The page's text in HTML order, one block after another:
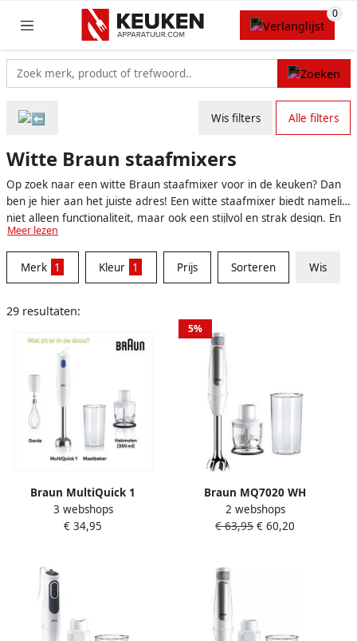
Wis filters Alle filters
Witte Braun staafmixers
Op zoek naar een witte Braun staafmixer voor in de keuken? Dan
ben je hier aan het juiste adres! Een witte staafmixer biedt namelijk
niet alleen functionaliteit, maar ook een stijlvol en strak design. En
Braun is een betrouwbaar merk dat bekend staat om hun
kwalitatieve en duurzame keukenapparaten, waaronder
staafmixers. Hieronder gaan we dieper in op de voordelen van een
witte Braun staafmixer.
Meer lezen
Merk 1 Kleur 1 Prijs Sorteren Wis
29 resultaten:
Braun MultiQuick 1
MQ10.202MWH Staafmixer
Wit
3 webshops
€ 34,95
5%
Braun MQ7020 WH
Staafmixer 1000 W BPA-vrij
Traploze snelheidsinstelling
2 webshops
€ 63,95 € 60,20